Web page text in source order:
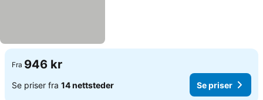
Fra 946 kr
Se priser fra 14 nettsteder Se priser